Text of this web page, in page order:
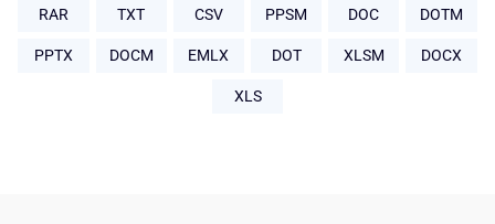
RAR TXT CSV PPSM DOC DOTM
PPTX DOCM EMLX DOT XLSM DOCX
XLS